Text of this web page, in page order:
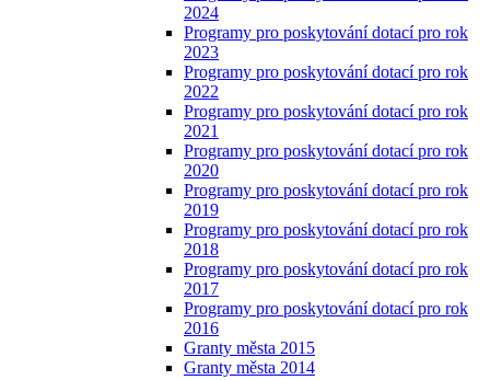
2024
Programy pro poskytování dotací pro rok
2023
Programy pro poskytování dotací pro rok
2022
Programy pro poskytování dotací pro rok
2021
Programy pro poskytování dotací pro rok
2020
Programy pro poskytování dotací pro rok
2019
Programy pro poskytování dotací pro rok
2018
Programy pro poskytování dotací pro rok
2017
Programy pro poskytování dotací pro rok
2016
Granty města 2015
Granty města 2014